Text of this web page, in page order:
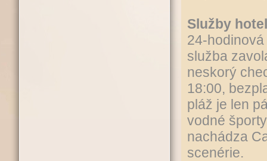
Služby
24-
služba
neskorý
18:00,
pláž je len
vodné
nachádza
scenérie.